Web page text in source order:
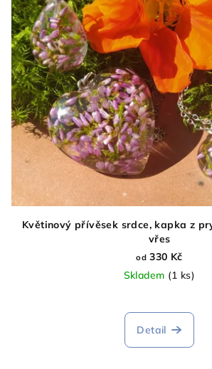
Květinový přívěsek srdce, kapka z
vřes
od 330 Kč
Skladem (1 ks)
Detail